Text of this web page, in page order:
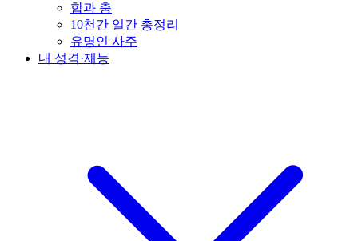
합과 충
10천간 일간 총정리
유명인 사주
내 성격·재능